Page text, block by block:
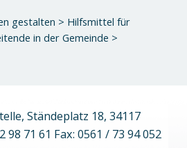
gestalten > Hilfsmittel für
in der Gemeinde >
Ständeplatz 18, 34117
98 71 61 Fax: 0561 / 73 94 052